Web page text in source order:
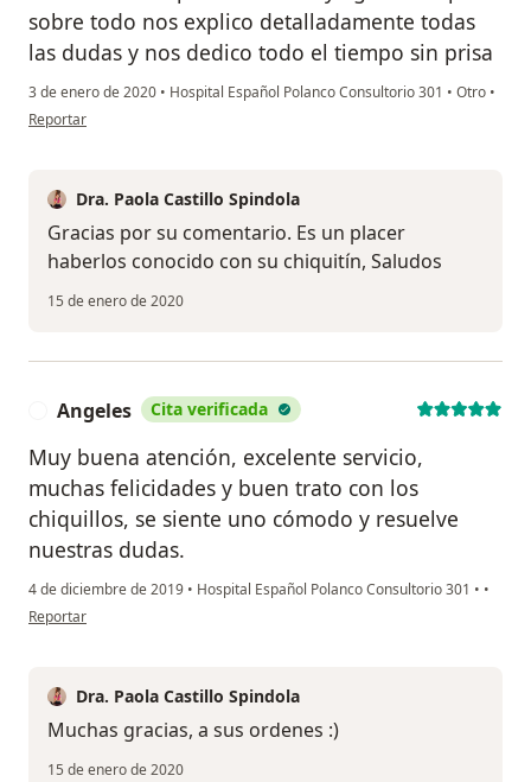
sobre todo nos explico detalladamente todas
las dudas y nos dedico todo el tiempo sin prisa
3 de enero de 2020 • Hospital Español Polanco Consultorio 301 • Otro •
en opinión del usuario Nayelli Rivas
Reportar
Dra. Paola Castillo Spindola
Gracias por su comentario. Es un placer
haberlos conocido con su chiquitín, Saludos
15 de enero de 2020
Angeles Cita verificada
Muy buena atención, excelente servicio,
muchas felicidades y buen trato con los
chiquillos, se siente uno cómodo y resuelve
nuestras dudas.
4 de diciembre de 2019 • Hospital Español Polanco Consultorio 301 • •
en opinión del usuario Angeles
Reportar
Dra. Paola Castillo Spindola
Muchas gracias, a sus ordenes :)
15 de enero de 2020